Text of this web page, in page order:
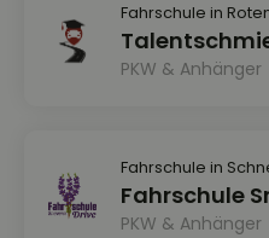
Fahrschule in
PKW & Anhänger
Fahrschule in
Fahrschule
PKW & Anhänger